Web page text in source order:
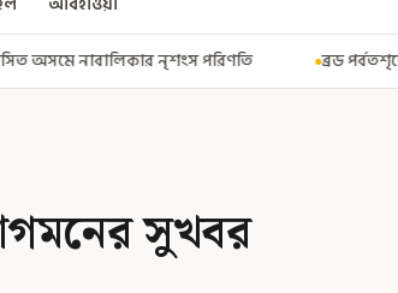
পরিণতি ব্রড পর্বতশৃঙ্গে তুষারধসে মৃত নির্মল
আগমনের সুখবর